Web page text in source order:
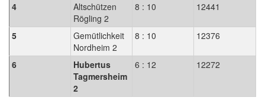
4
Altschützen
Rögling 2
8 : 10 12441
5
Gemütlichkeit
Nordheim 2
8 : 10 12376
6
Hubertus
Tagmersheim
2
6 : 12 12272